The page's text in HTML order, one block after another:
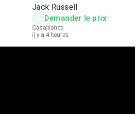
Jack Russell
Demander le prix
Casablanca
il y a 4 heures